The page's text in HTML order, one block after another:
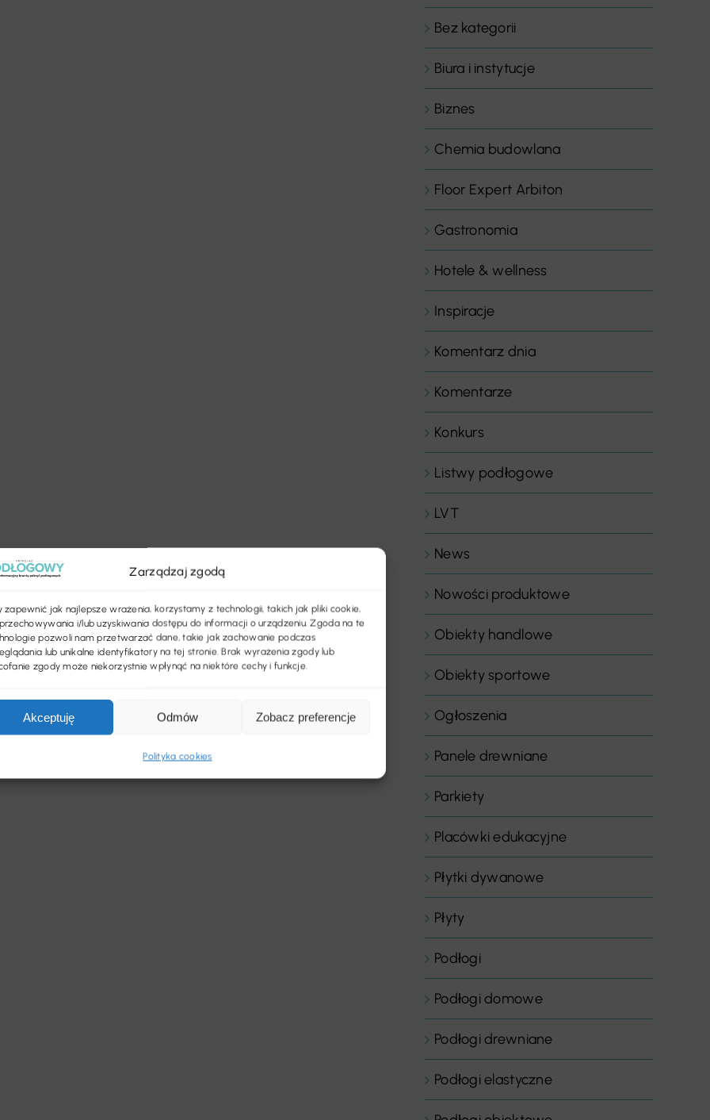
Zarządzaj zgodą
zapewnić jak najlepsze wrażenia, korzystamy z technologii, takich jak pliki cookie,
i/lub uzyskiwania dostępu do informacji o urządzeniu. Zgoda na te
pozwoli nam przetwarzać dane, takie jak zachowanie podczas
lub unikalne identyfikatory na tej stronie. Brak wyrażenia zgody lub
zgody może niekorzystnie wpłynąć na niektóre cechy i funkcje.
Akceptuję Odmów Zobacz preferencje
Polityka cookies
Bez kategorii
Biura i instytucje
Biznes
Chemia budowlana
Floor Expert Arbiton
Gastronomia
Hotele & wellness
Inspiracje
Komentarz dnia
Komentarze
Konkurs
Listwy podłogowe
LVT
News
Nowości produktowe
Obiekty handlowe
Obiekty sportowe
Ogłoszenia
Panele drewniane
Parkiety
Placówki edukacyjne
Płytki dywanowe
Płyty
Podłogi
Podłogi domowe
Podłogi drewniane
Podłogi elastyczne